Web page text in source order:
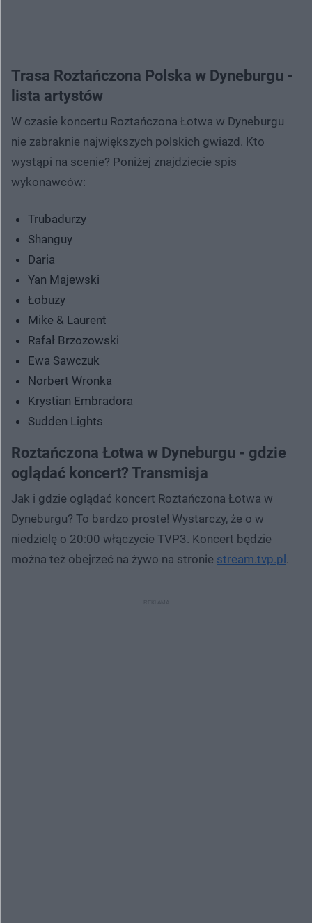
Trasa Roztańczona Polska w Dyneburgu -
lista artystów
W czasie koncertu Roztańczona Łotwa w Dyneburgu
nie zabraknie największych polskich gwiazd. Kto
wystąpi na scenie? Poniżej znajdziecie spis
wykonawców:
Trubadurzy
Shanguy
Daria
Yan Majewski
Łobuzy
Mike & Laurent
Rafał Brzozowski
Ewa Sawczuk
Norbert Wronka
Krystian Embradora
Sudden Lights
Roztańczona Łotwa w Dyneburgu - gdzie
oglądać koncert? Transmisja
Jak i gdzie oglądać koncert Roztańczona Łotwa w
Dyneburgu? To bardzo proste! Wystarczy, że o w
niedzielę o 20:00 włączycie TVP3. Koncert będzie
można też obejrzeć na żywo na stronie stream.tvp.pl.